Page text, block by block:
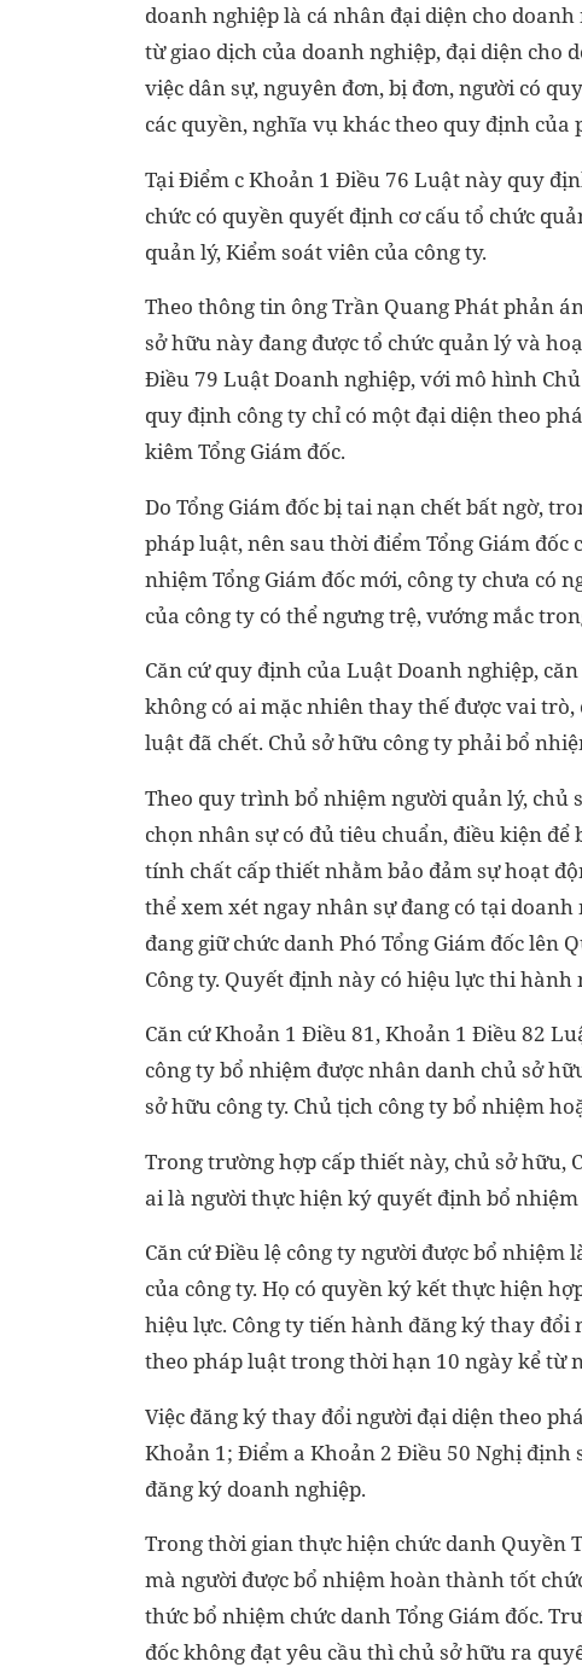
doanh nghiệp là cá nhân đại diện cho
từ giao dịch của doanh nghiệp, đại diện cho
việc dân sự, nguyên đơn, bị đơn, người có
các quyền, nghĩa vụ khác theo quy định của
Tại Điểm c Khoản 1 Điều 76 Luật này quy
chức có quyền quyết định cơ cấu tổ chức
quản lý, Kiểm soát viên của công ty.
Theo thông tin ông Trần Quang Phát phản
sở hữu này đang được tổ chức quản lý và
Điều 79 Luật Doanh nghiệp, với mô hình
quy định công ty chỉ có một đại diện theo
kiêm Tổng Giám đốc.
Do Tổng Giám đốc bị tai nạn chết bất ngờ,
pháp luật, nên sau thời điểm Tổng Giám
nhiệm Tổng Giám đốc mới, công ty chưa có
của công ty có thể ngưng trệ, vướng mắc
Căn cứ quy định của Luật Doanh nghiệp,
không có ai mặc nhiên thay thế được vai
luật đã chết. Chủ sở hữu công ty phải bổ
Theo quy trình bổ nhiệm người quản lý, chủ
chọn nhân sự có đủ tiêu chuẩn, điều kiện
tính chất cấp thiết nhằm bảo đảm sự hoạt
thể xem xét ngay nhân sự đang có tại
đang giữ chức danh Phó Tổng Giám đốc lên
Công ty. Quyết định này có hiệu lực thi hành
Căn cứ Khoản 1 Điều 81, Khoản 1 Điều 82
công ty bổ nhiệm được nhân danh chủ sở
sở hữu công ty. Chủ tịch công ty bổ nhiệm
Trong trường hợp cấp thiết này, chủ sở hữu,
ai là người thực hiện ký quyết định bổ
Căn cứ Điều lệ công ty người được bổ nhiệm
của công ty. Họ có quyền ký kết thực hiện
hiệu lực. Công ty tiến hành đăng ký thay
theo pháp luật trong thời hạn 10 ngày kể từ
Việc đăng ký thay đổi người đại diện theo
Khoản 1; Điểm a Khoản 2 Điều 50 Nghị định
đăng ký doanh nghiệp.
Trong thời gian thực hiện chức danh Quyền
mà người được bổ nhiệm hoàn thành tốt
thức bổ nhiệm chức danh Tổng Giám đốc.
đốc không đạt yêu cầu thì chủ sở hữu ra